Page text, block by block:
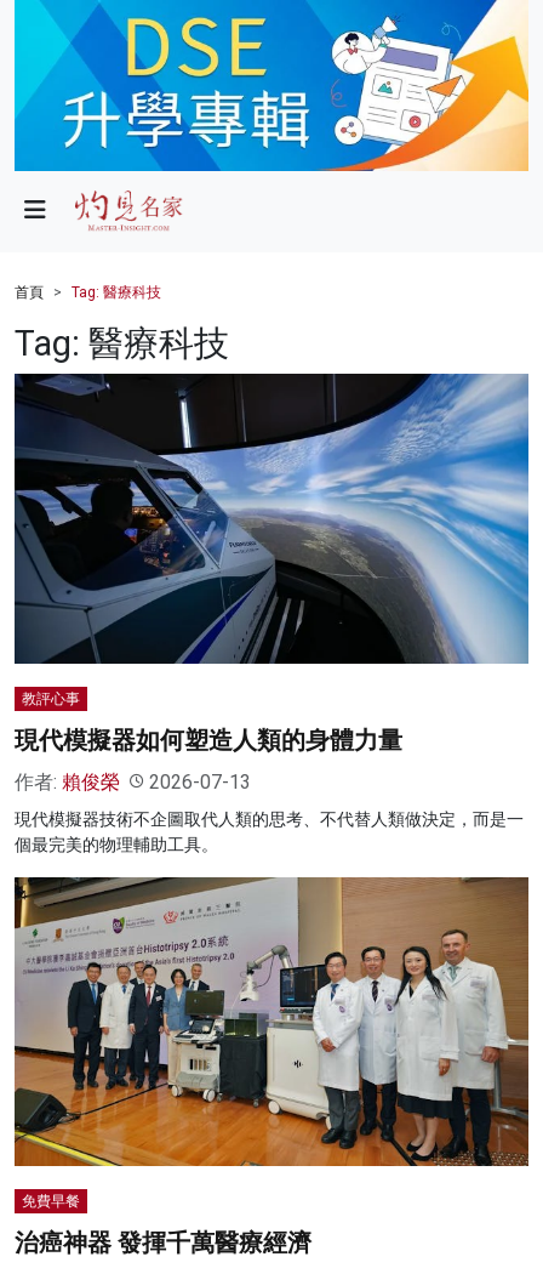
政局
財經
健康
科技
影片
名家榜
灼見活動
首頁 Tag: 醫療科技
Tag: 醫療科技
教評心事
現代模擬器如何塑造人類的身體力量
作者: 賴俊榮 2026-07-13
現代模擬器技術不企圖取代人類的思考、不代替人類做決定，而是一
個最完美的物理輔助工具。
免費早餐
治癌神器 發揮千萬醫療經濟